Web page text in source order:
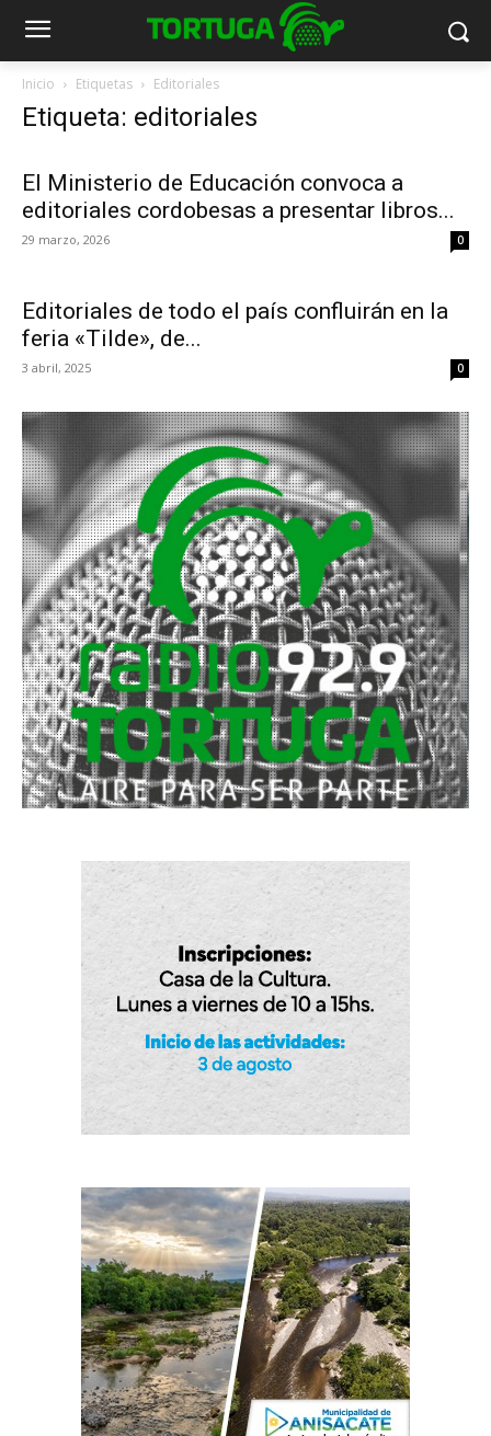
Inicio Etiquetas Editoriales
Etiqueta: editoriales
El Ministerio de Educación convoca a
editoriales cordobesas a presentar libros...
29 marzo, 2026 0
Editoriales de todo el país confluirán en la
feria «Tilde», de...
3 abril, 2025 0